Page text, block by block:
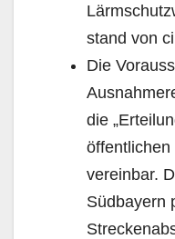
stand von
Die
die
vereinbar.
Südbayern